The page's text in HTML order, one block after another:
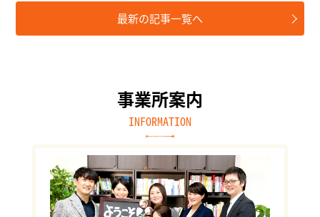
最新の記事一覧へ
事業所案内
INFORMATION